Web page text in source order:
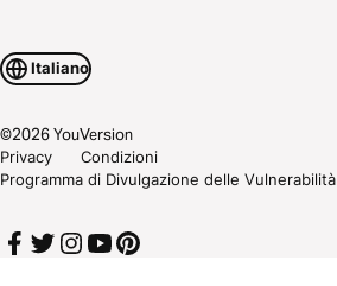
Italiano
©2026YouVersion
Privacy
Condizioni
Programma di Divulgazione delle Vulnerabilità